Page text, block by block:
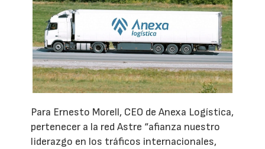
Para Ernesto Morell, CEO de Anexa Logística,
pertenecer a la red Astre “afianza nuestro
liderazgo en los tráficos internacionales,